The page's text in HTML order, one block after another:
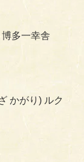
多一幸舎
かがり) ルク